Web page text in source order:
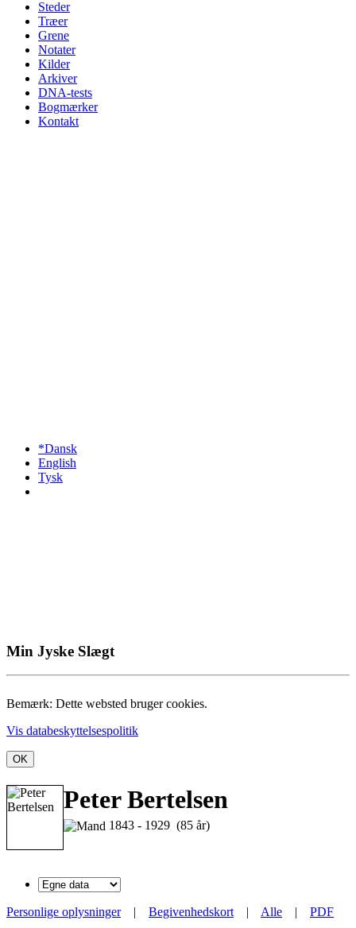
Steder
Træer
Grene
Notater
Kilder
Arkiver
DNA-tests
Bogmærker
Kontakt
*Dansk
English
Tysk
Min Jyske Slægt
Bemærk: Dette websted bruger cookies.
Vis databeskyttelsespolitik
OK
Peter Bertelsen
1843 - 1929 (85 år)
Personlige oplysninger| Begivenhedskort | Alle | PDF